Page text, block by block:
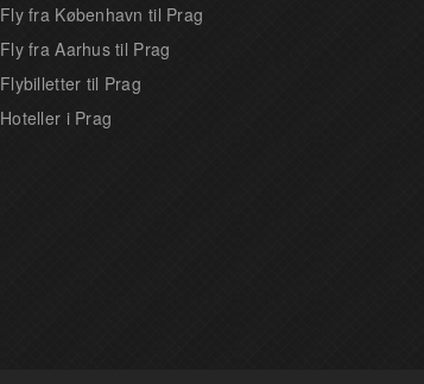
Fly fra København til Prag
Fly fra Aarhus til Prag
Flybilletter til Prag
Hoteller i Prag